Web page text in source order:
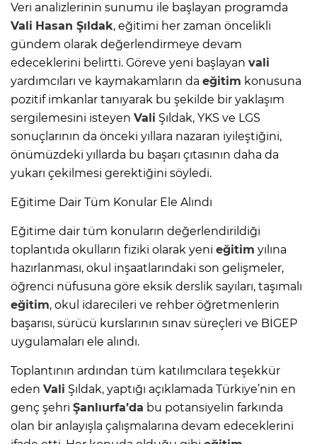
Veri analizlerinin sunumu ile başlayan programda
Vali Hasan Şıldak, eğitimi her zaman öncelikli
gündem olarak değerlendirmeye devam
edeceklerini belirtti. Göreve yeni başlayan vali
yardımcıları ve kaymakamların da eğitim konusuna
pozitif imkanlar tanıyarak bu şekilde bir yaklaşım
sergilemesini isteyen Vali Şıldak, YKS ve LGS
sonuçlarının da önceki yıllara nazaran iyileştiğini,
önümüzdeki yıllarda bu başarı çıtasının daha da
yukarı çekilmesi gerektiğini söyledi.
Eğitime Dair Tüm Konular Ele Alındı
Eğitime dair tüm konuların değerlendirildiği
toplantıda okulların fiziki olarak yeni eğitim yılına
hazırlanması, okul inşaatlarındaki son gelişmeler,
öğrenci nüfusuna göre eksik derslik sayıları, taşımalı
eğitim, okul idarecileri ve rehber öğretmenlerin
başarısı, sürücü kurslarının sınav süreçleri ve BİGEP
uygulamaları ele alındı.
Toplantının ardından tüm katılımcılara teşekkür
eden Vali Şıldak, yaptığı açıklamada Türkiye’nin en
genç şehri Şanlıurfa’da bu potansiyelin farkında
olan bir anlayışla çalışmalarına devam edeceklerini